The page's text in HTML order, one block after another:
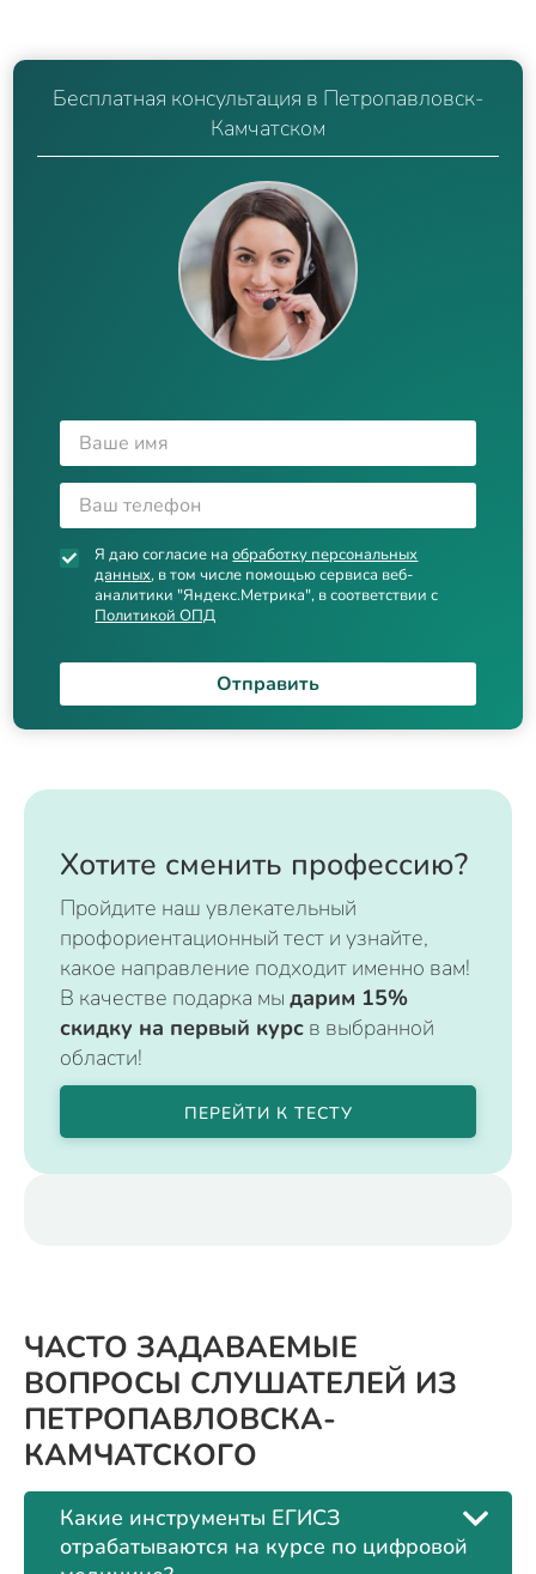
Бесплатная консультация в Петропавловск-
Камчатском
Я даю согласие наобработку персональных
данных, в том числе помощью сервиса веб-
аналитики "Яндекс.Метрика", в соответствии с
Политикой ОПД
Отправить
Хотите сменить профессию?
Пройдите наш увлекательный
профориентационный тест и узнайте,
какое направление подходит именно вам!
В качестве подарка мы дарим 15%
скидку на первый курс в выбранной
области!
ПЕРЕЙТИ К ТЕСТУ
ЧАСТО ЗАДАВАЕМЫЕ
ВОПРОСЫ СЛУШАТЕЛЕЙ ИЗ
ПЕТРОПАВЛОВСКА-
КАМЧАТСКОГО
Какие инструменты ЕГИСЗ
отрабатываются на курсе по цифровой